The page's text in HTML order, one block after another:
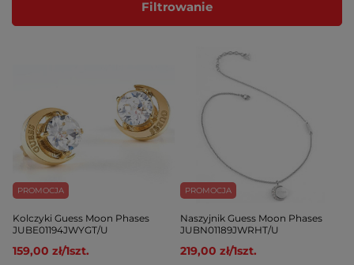
Filtrowanie
PROMOCJA
Kolczyki Guess Moon Phases
JUBE01194JWYGT/U
159,00 zł/1szt.
PROMOCJA
Naszyjnik Guess Moon Phases
JUBN01189JWRHT/U
219,00 zł/1szt.